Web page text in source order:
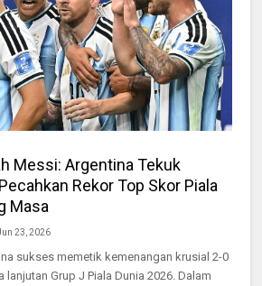
Messi: Argentina Tekuk
Rekor Top Skor Piala
Masa
23, 2026
sukses memetik kemenangan krusial 2-0
Grup J Piala Dunia 2026. Dalam